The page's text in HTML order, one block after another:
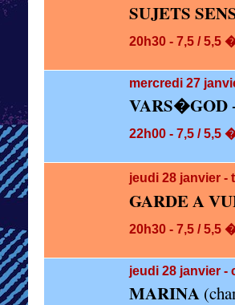
SUJETS
20h30 - 7,5 / 5,5
mercredi 27
VARS�GOD
22h00 - 7,5 / 5,5
jeudi 28 janvier
GARDE A
20h30 - 7,5 / 5,5
jeudi 28 janvier -
MARINA